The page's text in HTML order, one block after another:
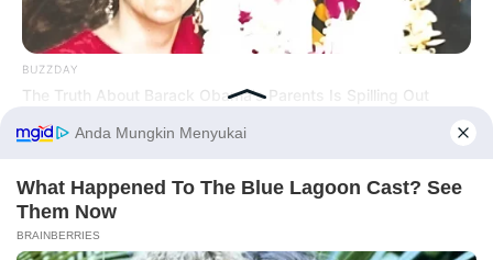
PRIVACY POLICY DISCLAIMER HUBUNGI KAMI IKLAN
BUZZDAY
The Truth About Barack Obama's Parents Is Spilling Out
Before You Go